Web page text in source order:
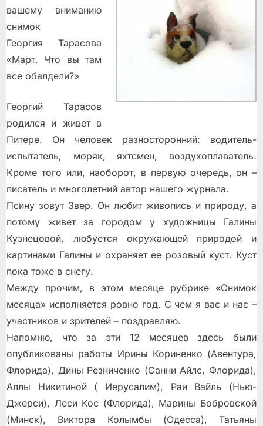
вашему вниманию
снимок
Георгия Тарасова
«Март. Что вы там
все обалдели?»
Георгий Тарасов
родился и живет в
Питере. Он человек разносторонний: водитель-
испытатель, моряк, яхтсмен, воздухоплаватель.
Кроме того или, наоборот, в первую очередь, он –
писатель и многолетний автор нашего журнала.
Псину зовут Звер. Он любит живопись и природу, а
потому живет за городом у художницы Галины
Кузнецовой, любуется окружающей природой и
картинами Галины и охраняет ее розовый куст. Куст
пока тоже в снегу.
Между прочим, в этом месяце рубрике «Снимок
месяца» исполняется ровно год. С чем я вас и нас –
участников и зрителей – поздравляю.
Напомню, что за эти 12 месяцев здесь были
опубликованы работы Ирины Кориненко (Авентура,
Флорида), Дины Резниченко (Санни Айлс, Флорида),
Аллы Никитиной ( Иерусалим), Раи Вайль (Нью-
Джерси), Леси Кос (Флорида), Марины Бобровской
(Минск), Виктора Колымбы (Одесса), Татьяны